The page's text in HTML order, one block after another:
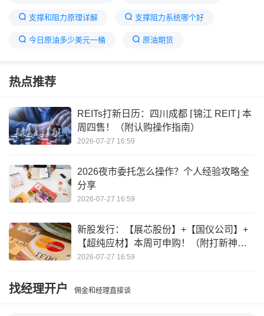
支撑和阻力原理详解 支撑阻力系统哪个好
今日原油多少美元一桶 原油期货
钯金未来走势分析最新消息
钯金走势分析最新预测 国际原油5秒实时价格
热点推荐
REITs打新日历：四川成都 ⌈锦江 REIT⌋ 本
周四售！（附认购操作指南）
2026-07-27 16:59
2026夜市委托怎么操作？个人经验攻略全
分享
2026-07-27 16:59
新股发行：【展芯股份】+【国仪公司】+
【超纯应材】本周可申购！（附打新神
器）
2026-07-27 16:59
找经理开户 佣金和经理直接谈